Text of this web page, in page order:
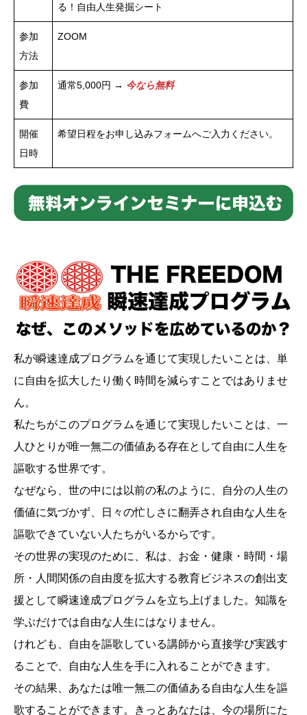
る！自由人生発掘シート
参加
方法
ZOOM
参加
費
通常5,000円 → 今なら無料
開催
日時
希望日程をお申し込みフォームへご入力ください。
私が瞬速達成プログラムを通じて実現したいことは、単
に自由を拡大したり働く時間を減らすことではありませ
ん。
私たちがこのプログラムを通じて実現したいことは、一
人ひとりが唯一無二の価値ある存在として自由に人生を
謳歌する世界です。
なぜなら、世の中には以前の私のように、自分の人生の
価値に気づかず、日々の忙しさに翻弄され自由な人生を
謳歌できていない人たちがいるからです。
その世界の実現のために、私は、お金・健康・時間・場
所・人間関係の自由度を拡大する教育ビジネスの創出支
援として瞬速達成プログラムを立ち上げました。知識を
学ぶだけでは自由な人生にはなりません。
けれども、自由を謳歌している講師から直接学び実践す
ることで、自由な人生を手に入れることができます。
その結果、あなたは唯一無二の価値ある自由な人生を謳
歌することができます。きっとあなたは、今の場所にた